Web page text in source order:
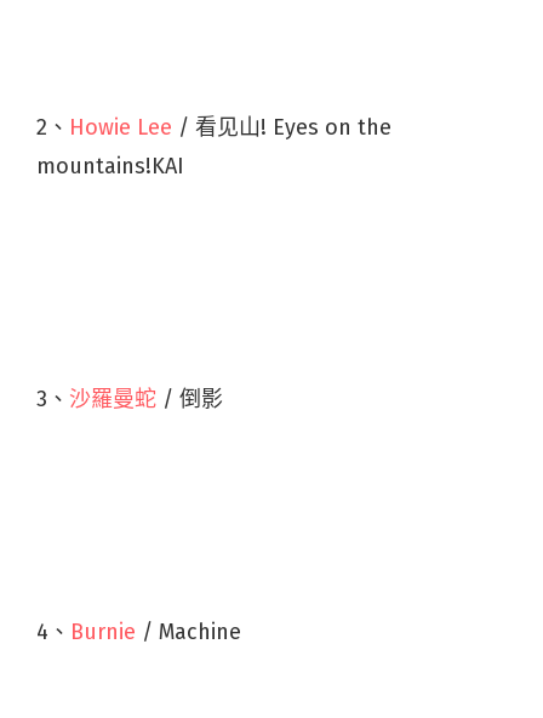
2、 Howie Lee / 看见山! Eyes on the
mountains!KAI
3、 沙羅曼蛇 / 倒影
4、 Burnie / Machine